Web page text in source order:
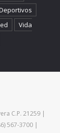
Vida
C.P. 21259 |
567-3700 |